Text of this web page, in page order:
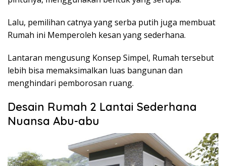
Lalu, pemilihan catnya yang serba putih juga membuat
Rumah ini Memperoleh kesan yang sederhana.
Lantaran mengusung Konsep Simpel, Rumah tersebut
lebih bisa memaksimalkan luas bangunan dan
menghindari pemborosan ruang.
Desain Rumah 2 Lantai Sederhana
Nuansa Abu-abu